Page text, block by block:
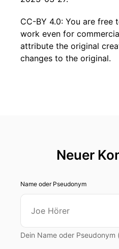
CC-BY 4.0: You are free
work even for
attribute the original
changes to the original.
Neuer
Name oder Pseudonym
Dein Name oder